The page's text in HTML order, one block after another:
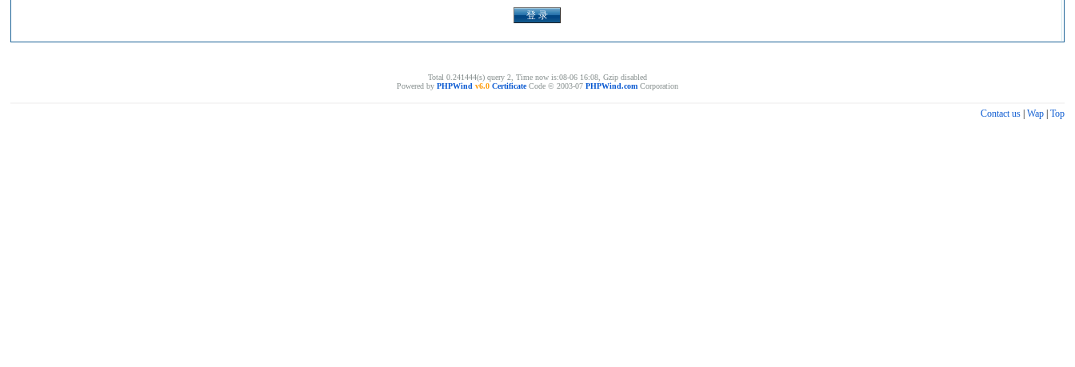
Total 0.241444(s) query 2, Time now is:08-06 16:08, Gzip disabled
Powered by PHPWind v6.0 CertificateCode © 2003-07 PHPWind.com Corporation
Contact us| Wap| Top